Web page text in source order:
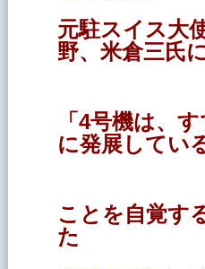
元駐スイス大
野、米倉三氏
「4号機は、
に発展してい
ことを自覚す
た